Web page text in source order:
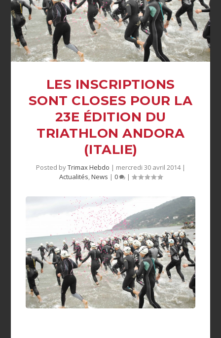
LES INSCRIPTIONS
SONT CLOSES POUR LA
23E ÉDITION DU
TRIATHLON ANDORA
(ITALIE)
Posted byTrimax Hebdo | mercredi 30 avril 2014|
Actualités,News | 0 |